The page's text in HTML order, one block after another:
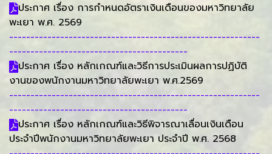
ประกาศ เรื่อง การกำหนดอัตราเงินเดือนของมหาวิทยาลัย
พะเยา พ.ศ. 2569
-----------------------------------------------------------
------------------------------------------
ประกาศ เรื่อง หลักเกณฑ์และวิธีการประเมินผลการปฏิบัติ
งานของพนักงานมหาวิทยาลัยพะเยา พ.ศ.2569
-----------------------------------------------------------
------------------------------------------
ประกาศ เรื่อง หลักเกณฑ์และวิธีพิจารณาเลื่อนเงินเดือน
ประจำปีพนักงานมหาวิทยาลัยพะเยา ประจำปี พ.ศ. 2568